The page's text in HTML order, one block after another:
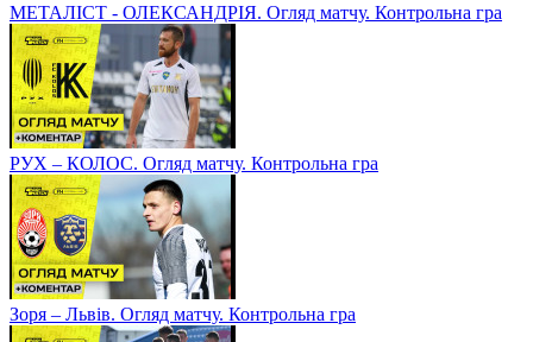
МЕТАЛІСТ - ОЛЕКСАНДРІЯ. Огляд матчу. Контрольна гра
РУХ – КОЛОС. Огляд матчу. Контрольна гра
Зоря – Львів. Огляд матчу. Контрольна гра